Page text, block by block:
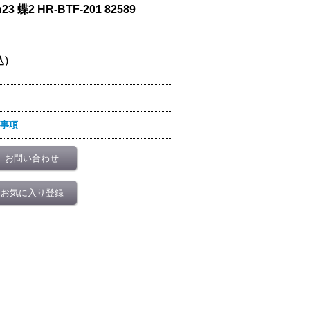
蝶2 HR-BTF-201 82589
)
項
お問い合わせ
お気に入り登録